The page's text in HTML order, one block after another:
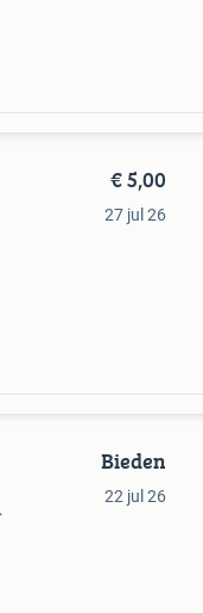
€ 5,00
27 jul 26
Bieden
22 jul 26